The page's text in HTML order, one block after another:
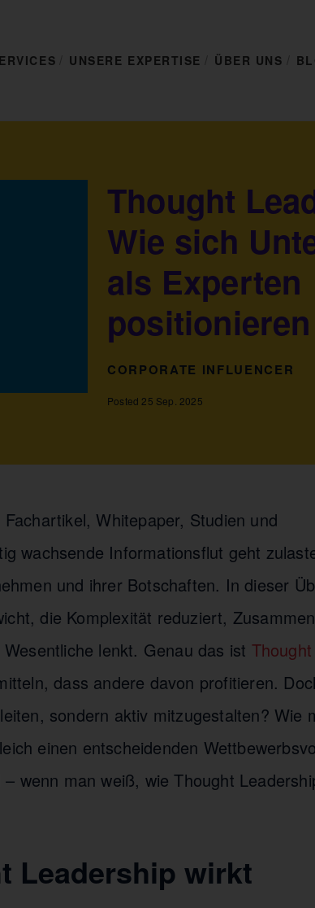
UNSERE EXPERTISE ÜBER UNS
Thought
Wie sich
als Experten
positionieren
CORPORATE INFLUENCER
Posted 25 Sep. 2025
Whitepaper, Studien und
wachsende Informationsflut geht
und ihrer Botschaften. In dieser
die Komplexität reduziert,
lenkt. Genau das ist
dass andere davon profitieren.
sondern aktiv mitzugestalten? Wie
einen entscheidenden
wenn man weiß, wie Thought
Leadership wirkt